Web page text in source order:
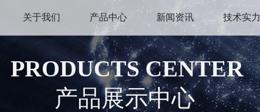
关于我们 产品中心 新闻资讯 技术实力
PRODUCTS CENTER
产品展示中心